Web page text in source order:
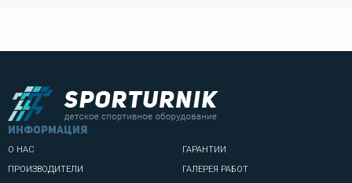
информация
О НАС
ПРОИЗВОДИТЕЛИ
ГАРАНТИИ
ГАЛЕРЕЯ РАБОТ